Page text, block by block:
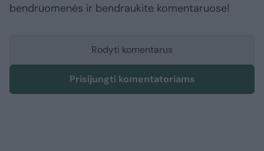
bendruomenės ir bendraukite komentaruose!
Rodyti komentarus
Prisijungti komentatoriams